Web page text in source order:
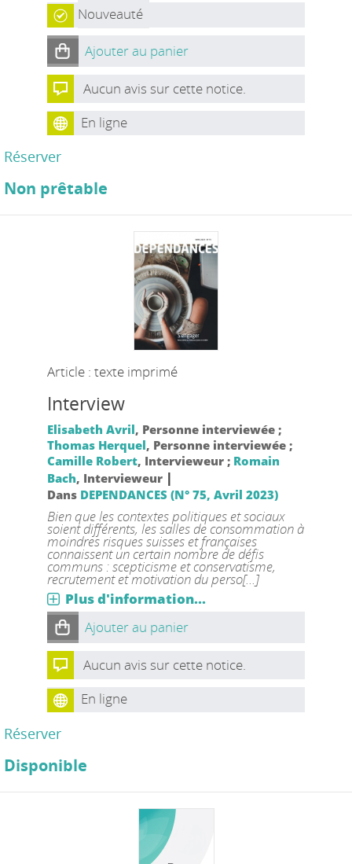
Nouveauté
Ajouter au panier
Aucun avis sur cette notice.
En ligne
Réserver
Non prêtable
Article : texte imprimé
Interview
Elisabeth Avril, Personne interviewée ;
Thomas Herquel, Personne interviewée ;
Camille Robert, Intervieweur ; Romain
Bach, Intervieweur |
Dans DEPENDANCES (N° 75, Avril 2023)
Bien que les contextes politiques et sociaux
soient différents, les salles de consommation à
moindres risques suisses et françaises
connaissent un certain nombre de défis
communs : scepticisme et conservatisme,
recrutement et motivation du perso[...]
Plus d'information...
Ajouter au panier
Aucun avis sur cette notice.
En ligne
Réserver
Disponible